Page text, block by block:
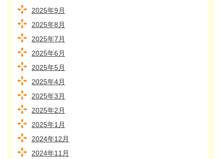
2025年9月
2025年8月
2025年7月
2025年6月
2025年5月
2025年4月
2025年3月
2025年2月
2025年1月
2024年12月
2024年11月